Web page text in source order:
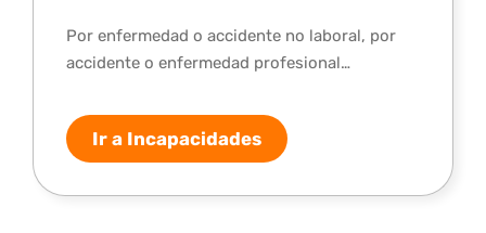
Por enfermedad o accidente no laboral, por
accidente o enfermedad profesional…
Ir a Incapacidades